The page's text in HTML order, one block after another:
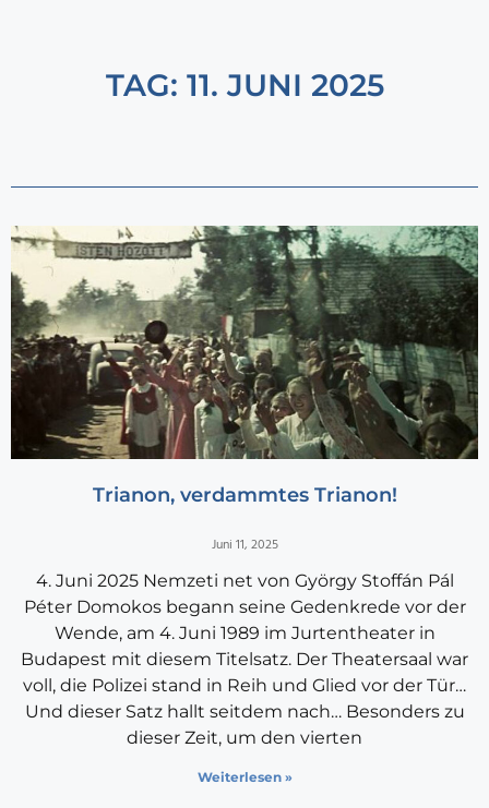
TAG: 11. JUNI 2025
Trianon, verdammtes Trianon!
Juni 11, 2025
4. Juni 2025 Nemzeti net von György Stoffán Pál
Péter Domokos begann seine Gedenkrede vor der
Wende, am 4. Juni 1989 im Jurtentheater in
Budapest mit diesem Titelsatz. Der Theatersaal war
voll, die Polizei stand in Reih und Glied vor der Tür…
Und dieser Satz hallt seitdem nach… Besonders zu
dieser Zeit, um den vierten
Weiterlesen »